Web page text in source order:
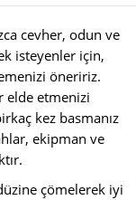
cevher, odun ve
isteyenler için,
öneririz.
elde etmenizi
kez basmanız
ekipman ve
çömelerek iyi